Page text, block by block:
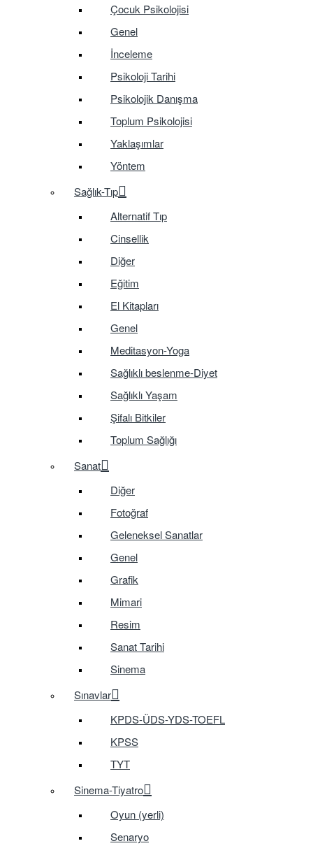
Çocuk Psikolojisi
Genel
İnceleme
Psikoloji Tarihi
Psikolojik Danışma
Toplum Psikolojisi
Yaklaşımlar
Yöntem
Sağlık-Tıp
Alternatif Tıp
Cinsellik
Diğer
Eğitim
El Kitapları
Genel
Meditasyon-Yoga
Sağlıklı beslenme-Diyet
Sağlıklı Yaşam
Şifalı Bitkiler
Toplum Sağlığı
Sanat
Diğer
Fotoğraf
Geleneksel Sanatlar
Genel
Grafik
Mimari
Resim
Sanat Tarihi
Sinema
Sınavlar
KPDS-ÜDS-YDS-TOEFL
KPSS
TYT
Sinema-Tiyatro
Oyun (yerli)
Senaryo